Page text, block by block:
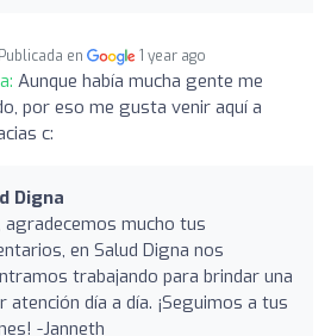
Publicada en 1 year ago
Aunque había mucha gente me
por eso me gusta venir aquí a
c:
Digna
agradecemos mucho tus
en Salud Digna nos
trabajando para brindar una
atención día a día. ¡Seguimos a tus
-Janneth